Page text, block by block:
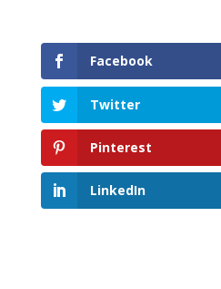
Facebook
Twitter
Pinterest
LinkedIn